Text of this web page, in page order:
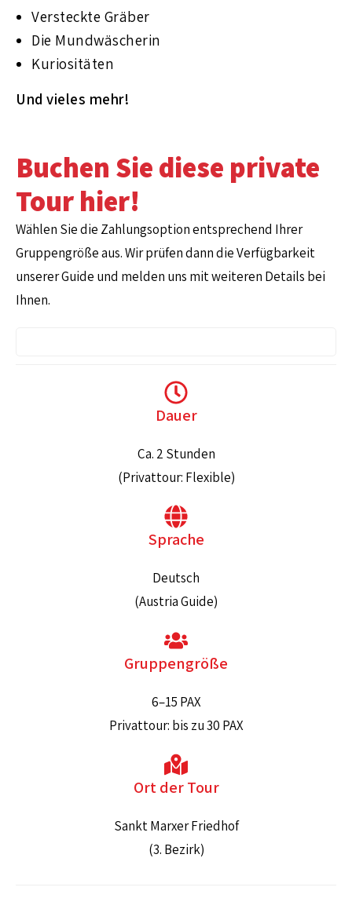
Versteckte Gräber
Die Mundwäscherin
Kuriositäten
Und vieles mehr!
Buchen Sie diese private
Tour hier!
Wählen Sie die Zahlungsoption entsprechend Ihrer
Gruppengröße aus. Wir prüfen dann die Verfügbarkeit
unserer Guide und melden uns mit weiteren Details bei
Ihnen.
Dauer
Ca. 2 Stunden
(Privattour: Flexible)
Sprache
Deutsch
(Austria Guide)
Gruppengröße
6–15 PAX
Privattour: bis zu 30 PAX
Ort der Tour
Sankt Marxer Friedhof
(3. Bezirk)